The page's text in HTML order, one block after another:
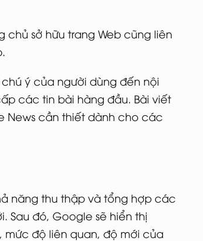
sở hữu trang Web cũng liên
ý của người dùng đến nội
các tin bài hàng đầu. Bài viết
News cần thiết dành cho các
năng thu thập và tổng hợp các
Sau đó, Google sẽ hiển thị
mức độ liên quan, độ mới của